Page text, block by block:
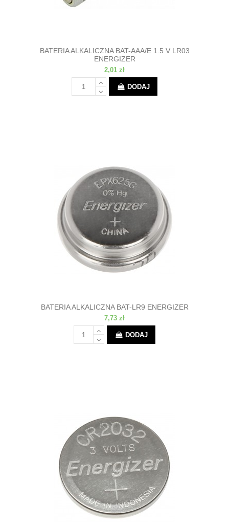
BATERIA ALKALICZNA BAT-AAA/E 1.5 V LR03
ENERGIZER
2,01 zł
DODAJ
BATERIA ALKALICZNA BAT-LR9 ENERGIZER
7,73 zł
DODAJ